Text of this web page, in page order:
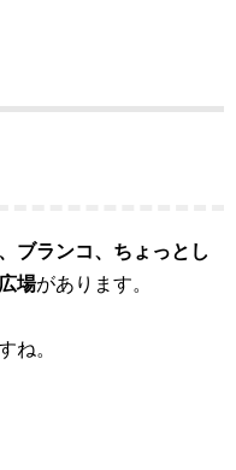
ブランコ、ちょっとし
場があります。
ね。